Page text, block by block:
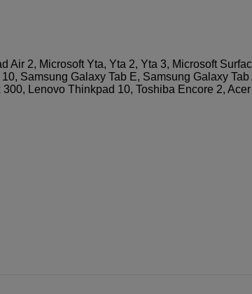
Air 2, Microsoft Yta, Yta 2, Yta 3, Microsoft
Samsung Galaxy Tab E, Samsung Galaxy Tab
Lenovo Thinkpad 10, Toshiba Encore 2, Acer